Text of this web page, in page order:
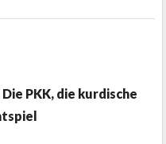
PKK, die kurdische